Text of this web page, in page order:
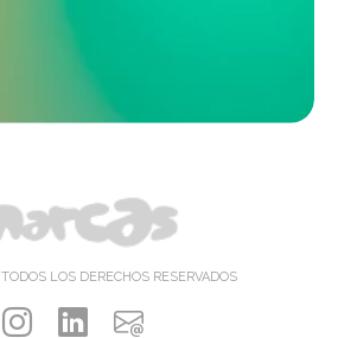
TODOS LOS DERECHOS RESERVADOS